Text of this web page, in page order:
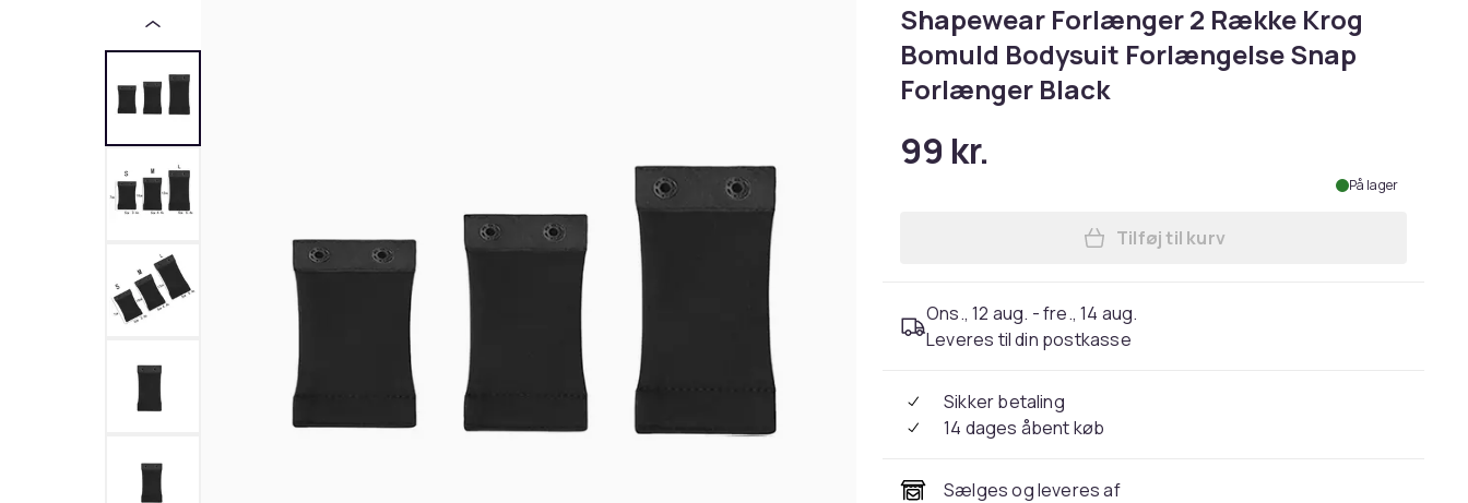
Shapewear Forlænger 2 Række Krog
Bomuld Bodysuit Forlængelse Snap
Forlænger Black
99 kr.
På lager
Læg Shapewear Forlænger 2
Tilføj til kurv
Ons., 12 aug. - fre., 14 aug.
Leveres til din postkasse
Sikker betaling
14 dages åbent køb
Sælges og leveres af